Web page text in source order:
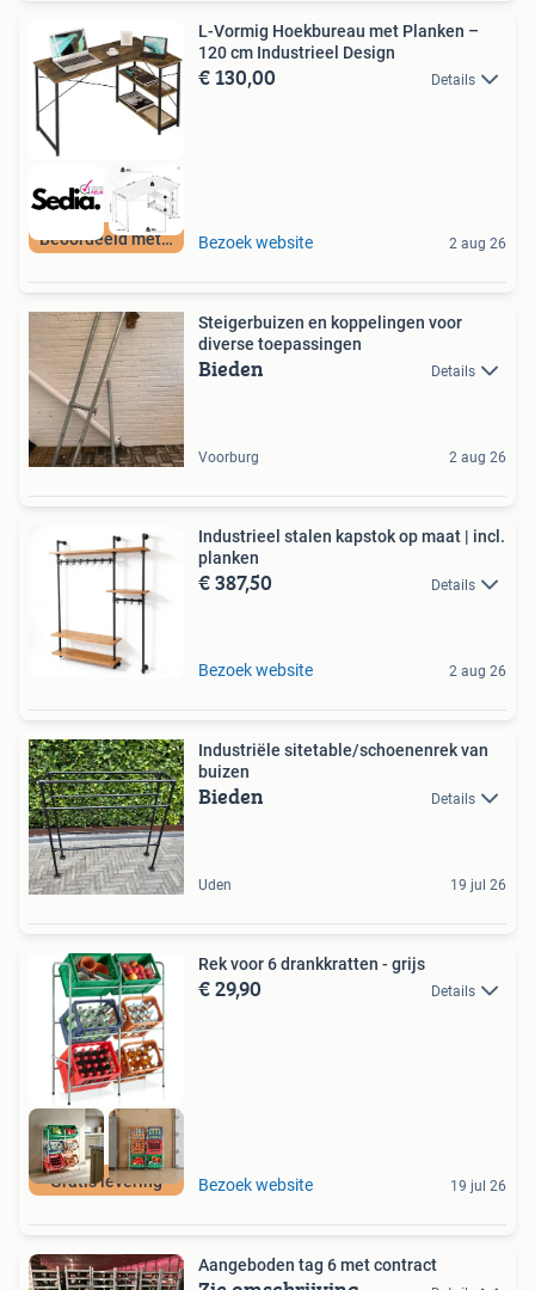
Beoordeeld met 9+
L-Vormig Hoekbureau met Planken –
120 cm Industrieel Design
€ 130,00 Details
Bezoek website 2 aug 26
Steigerbuizen en koppelingen voor
diverse toepassingen
Bieden Details
Voorburg 2 aug 26
Industrieel stalen kapstok op maat | incl.
planken
€ 387,50 Details
Bezoek website 2 aug 26
Industriële sitetable/schoenenrek van
buizen
Bieden Details
Uden 19 jul 26
Gratis levering
Rek voor 6 drankkratten - grijs
€ 29,90 Details
Bezoek website 19 jul 26
Aangeboden tag 6 met contract